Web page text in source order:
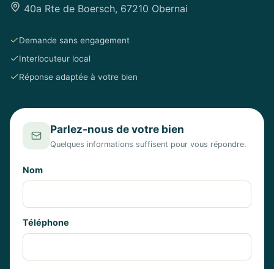
40a Rte de Boersch, 67210 Obernai
Demande sans engagement
Interlocuteur local
Réponse adaptée à votre bien
Parlez-nous de votre bien
Quelques informations suffisent pour vous répondre.
Nom
Téléphone